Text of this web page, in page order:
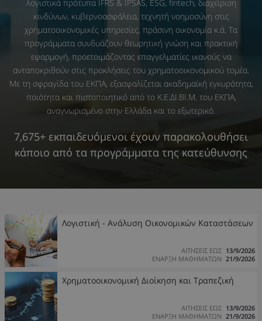
λογιστικά πρότυπα IFRS & IPSAS, ESG, fintech, διαχείριση
κινδύνων, κυβερνοασφάλεια, τεχνητή νοημοσύνη στις
χρηματοοικονομικές υπηρεσίες, πράσινη οικονομία κ.ά. Τα
προγράμματα συνδυάζουν θεωρητική γνώση και πρακτική
εφαρμογή, προετοιμάζοντας επαγγελματίες ικανούς να
ανταποκριθούν στις προκλήσεις του χρηματοοικονομικού τομέα.
Με τη σφραγίδα του ΕΚΠΑ, εξασφαλίζεται ακαδημαϊκή εγκυρότητα,
ποιότητα και πιστοποιητικό από το Κ.Ε.ΔΙ.ΒΙ.Μ. του ΕΚΠΑ,
αναγνωρισμένο στην Ελλάδα και το εξωτερικό.
7,675+ εκπαιδευόμενοι έχουν παρακολουθήσει
κάποιο από τα προγράμματα της κατεύθυνσης
Λογιστική - Ανάλυση Οικονομικών Καταστάσεων
ΑΙΤΗΣΕΙΣ ΕΩΣ 13/9/2026
ΕΝΑΡΞΗ ΜΑΘΗΜΑΤΩΝ 21/9/2026
Χρηματοοικονομική Διοίκηση και Τραπεζική
ΑΙΤΗΣΕΙΣ ΕΩΣ 13/9/2026
ΕΝΑΡΞΗ ΜΑΘΗΜΑΤΩΝ 21/9/2026